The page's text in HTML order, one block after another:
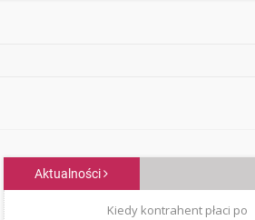
Aktualności
Kiedy kontrahent płaci po